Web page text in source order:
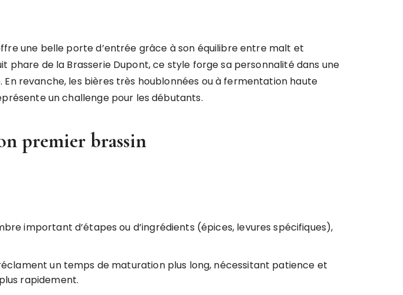
une belle porte d’entrée grâce à son équilibre entre malt et
de la Brasserie Dupont, ce style forge sa personnalité dans une
revanche, les bières très houblonnées ou à fermentation haute
un challenge pour les débutants.
premier brassin
important d’étapes ou d’ingrédients (épices, levures spécifiques),
un temps de maturation plus long, nécessitant patience et
rapidement.